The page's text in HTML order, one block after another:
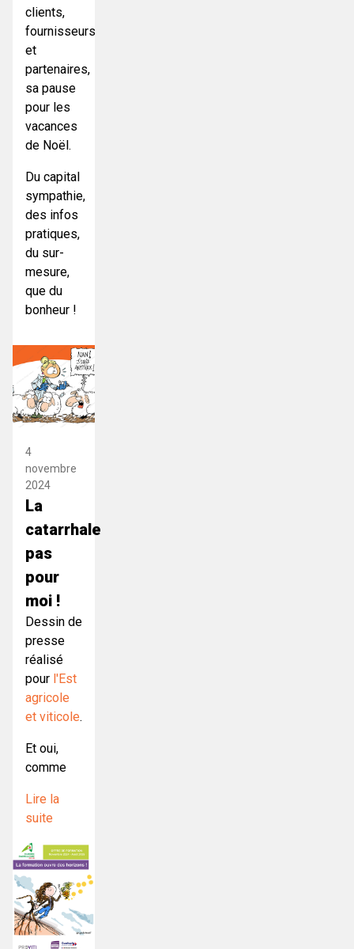
clients,
fournisseurs
et
partenaires,
sa pause
pour les
vacances
de Noël.
Du capital
sympathie,
des infos
pratiques,
du sur-
mesure,
que du
bonheur !
4
novembre
2024
La
catarrhale
pas
pour
moi !
Dessin de
presse
réalisé
pour l'Est
agricole
et viticole.
Et oui,
comme
Lire la
suite